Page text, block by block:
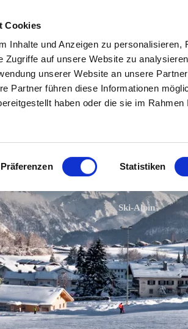
Cookies
Inhalte und Anzeigen zu personalisieren,
Zugriffe auf unsere Website zu
unserer Website an unsere
Partner führen diese Informationen
haben oder die sie im
Präferenzen Statistiken
In & um Ruhpolding
Freizeiteinrichtungen
Museen & Sinnstifterorte
Ausflugsziele in der
Luftkurort Ruhpolding
O'Kema Magazin
Aktivitäten
Wandern
Bergbahnen
Almen
Wenn’s mal
Startseite Aktivitäten Winterfreuden
Ski-Alpin